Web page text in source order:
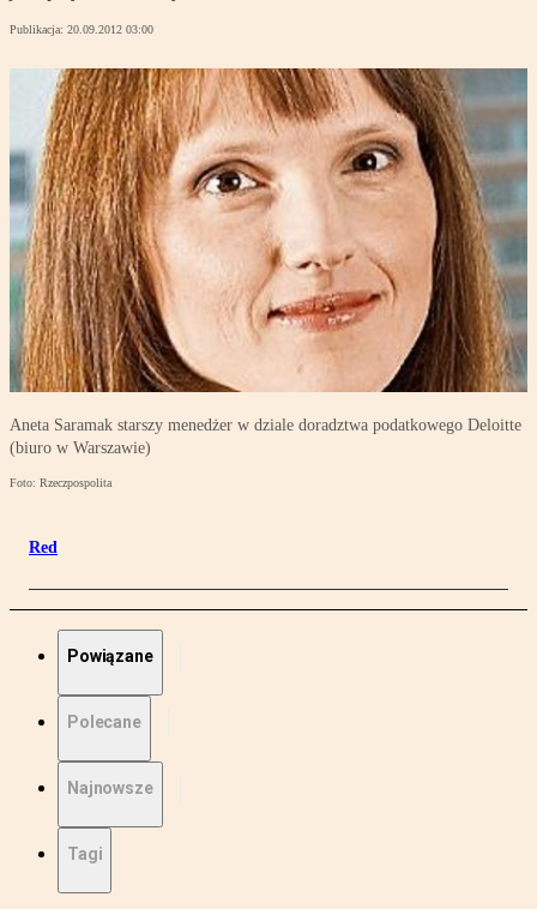
Publikacja: 20.09.2012 03:00
Aneta Saramak starszy menedżer w dziale doradztwa podatkowego Deloitte
(biuro w Warszawie)
Foto: Rzeczpospolita
Red
Powiązane
Polecane
Najnowsze
Tagi